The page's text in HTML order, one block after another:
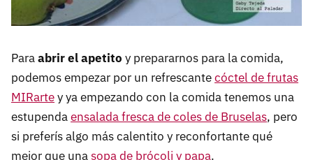
Paraabrir el apetito y prepararnos para la comida,
podemos empezar por un refrescantecóctel de frutas
MIRartey ya empezando con la comida tenemos una
estupendaensalada fresca de coles de Bruselas, pero
si preferís algo más calentito y reconfortante qué
mejor que unasopa de brócoli y papa.